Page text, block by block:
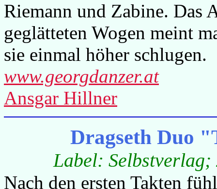
Riemann und Zabine. Das
geglätteten Wogen meint
sie einmal höher schlugen.
www.georgdanzer.at
Ansgar Hillner
Dragseth Duo
Label:
Nach den ersten Takten